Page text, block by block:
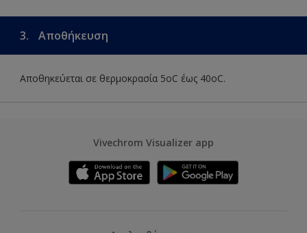
3. Αποθήκευση
Αποθηκεύεται σε θερμοκρασία 5οC έως 40οC.
Vivechrom Visualizer app